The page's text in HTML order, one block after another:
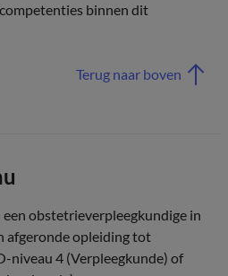
binnen dit
Terug naar boven
obstetrieverpleegkundige in
afgeronde opleiding tot
niveau 4 (Verpleegkunde) of